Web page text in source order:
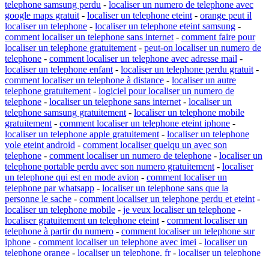
telephone samsung perdu - localiser un numero de telephone avec
google maps gratuit - localiser un telephone eteint - orange peut il
localiser un telephone - localiser un telephone eteint samsung -
comment localiser un telephone sans internet - comment faire pour
localiser un telephone gratuitement - peut-on localiser un numero de
telephone - comment localiser un telephone avec adresse mail -
localiser un telephone enfant - localiser un telephone perdu gratuit -
comment localiser un telephone à distance - localiser un autre
telephone gratuitement - logiciel pour localiser un numero de
telephone - localiser un telephone sans internet - localiser un
telephone samsung gratuitement - localiser un telephone mobile
gratuitement - comment localiser un telephone eteint iphone -
localiser un telephone apple gratuitement - localiser un telephone
vole eteint android - comment localiser quelqu un avec son
telephone - comment localiser un numero de telephone - localiser un
telephone portable perdu avec son numero gratuitement - localiser
un telephone qui est en mode avion - comment localiser un
telephone par whatsapp - localiser un telephone sans que la
personne le sache - comment localiser un telephone perdu et eteint -
localiser un telephone mobile - je veux localiser un telephone -
localiser gratuitement un telephone eteint - comment localiser un
telephone à partir du numero - comment localiser un telephone sur
iphone - comment localiser un telephone avec imei - localiser un
telephone orange - localiser un telephone. fr- localiser un telephone